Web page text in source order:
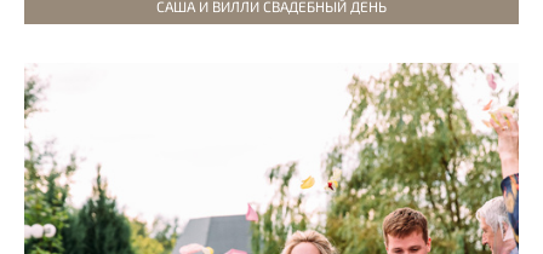
САША И ВИЛЛИ СВАДЕБНЫЙ ДЕНЬ